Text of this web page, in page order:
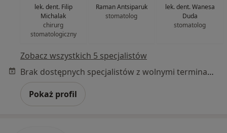
lek. dent. Filip
Michalak
chirurg
stomatologiczny
Raman Antsiparuk
stomatolog
lek. dent. Wanesa
Duda
stomatolog
Zobacz wszystkich 5 specjalistów
Brak dostępnych specjalistów z wolnymi terminami w tym centrum medycznym.
Pokaż profil